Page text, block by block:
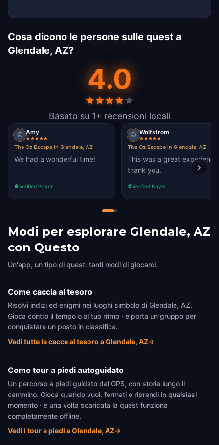
Cosa dicono le persone sulle quest a
Glendale, AZ?
4.0
Basato su 1+ recensioni locali
Amy
The Oz Escape in Glendale, AZ
We had a wonderful time!
Verified Player
Wolfstrom
The Oz Escape in Glendale, AZ
This was a great
thank you.
Verified Player
Modi per esplorare Glendale, AZ
con Questo
Un'app, un tipo di quest: tanti modi di giocarci.
Come caccia al tesoro
Risolvi indizi ed enigmi nei luoghi simbolo di Glendale, AZ.
Gioca contro il tempo o al tuo ritmo · e porta un gruppo per
conquistare un posto in classifica.
Vedi tutte le cacce al tesoro a Glendale, AZ→
Come tour a piedi autoguidato
Un percorso a piedi guidato dal GPS, con storie lungo il
cammino. Gioca quando vuoi, fermati e riprendi in qualsiasi
momento · e una volta scaricata la quest funziona
completamente offline.
Vedi i tour a piedi a Glendale, AZ→